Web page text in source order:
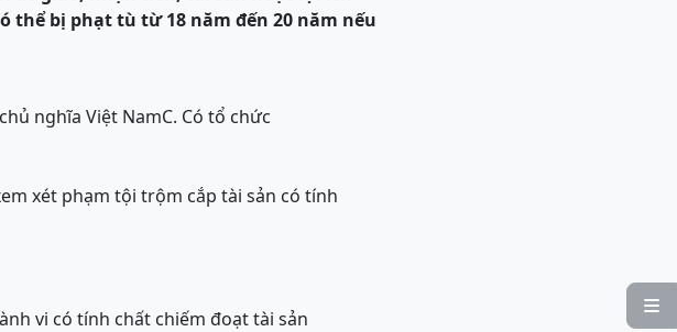

thể bị phạt tù từ 18 năm đến 20 năm nếu
nghĩa Việt NamC. Có tổ chức
xét phạm tội trộm cắp tài sản có tính
vi có tính chất chiếm đoạt tài sản